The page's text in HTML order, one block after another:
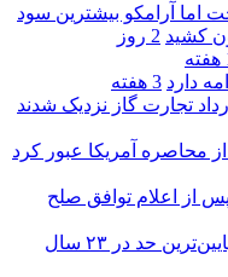
اما آرامکو بیشترین سود
کشید 2 روز
دارد 3 هفته
تجارت گاز نزدیک شدند
از اعلام توافق صلح
ذخایر نفت کشورهای ثروتمند به پایین‌ترین حد در ۲۳ سال